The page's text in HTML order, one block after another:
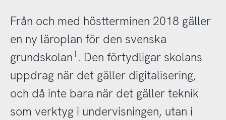
Från och med höstterminen 2018 gäller
en ny läroplan för den svenska
grundskolan1 . Den förtydligar skolans
uppdrag när det gäller digitalisering,
och då inte bara när det gäller teknik
som verktyg i undervisningen, utan i